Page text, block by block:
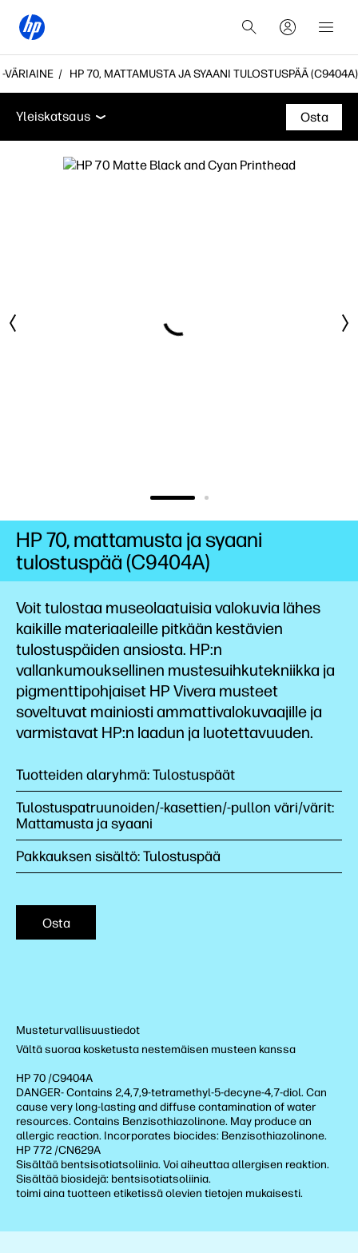
VÄRIAINE HP 70, MATTAMUSTA JA SYAANI TULOSTUSPÄÄ (C9404A)
Yleiskatsaus
Tuki
Yleiskatsaus
Yleiskatsaus
Osta
Voit tulostaa museolaatuisia valokuvia lähes
kaikille materiaaleille pitkään kestävien
tulostuspäiden ansiosta. HP:n
vallankumouksellinen mustesuihkutekniikka ja
pigmenttipohjaiset HP Vivera ­musteet
soveltuvat mainiosti ammattivalokuvaajille ja
varmistavat HP:n laadun ja luotettavuuden.
Tuotteiden alaryhmä: Tulostuspäät
Tulostuspatruunoiden/-kasettien/-pullon väri/värit:
Mattamusta ja syaani
Pakkauksen sisältö: Tulostuspää
Osta
HP 70, mattamusta ja syaani
tulostuspää (C9404A)
Musteturvallisuustiedot
Vältä suoraa kosketusta nestemäisen musteen kanssa
HP 70 /C9404A
DANGER- Contains 2,4,7,9-tetramethyl-5-decyne-4,7-diol. Can
cause very long-lasting and diffuse contamination of water
resources. Contains Benzisothiazolinone. May produce an
allergic reaction. Incorporates biocides: Benzisothiazolinone.
HP 772 /CN629A
Sisältää bentsisotiatsoliinia. Voi aiheuttaa allergisen reaktion.
Sisältää biosidejä: bentsisotiatsoliinia.
toimi aina tuotteen etiketissä olevien tietojen mukaisesti.